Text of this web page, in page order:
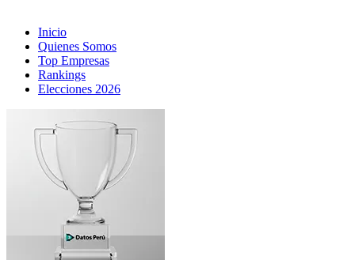
Inicio
Quienes Somos
Top Empresas
Rankings
Elecciones 2026